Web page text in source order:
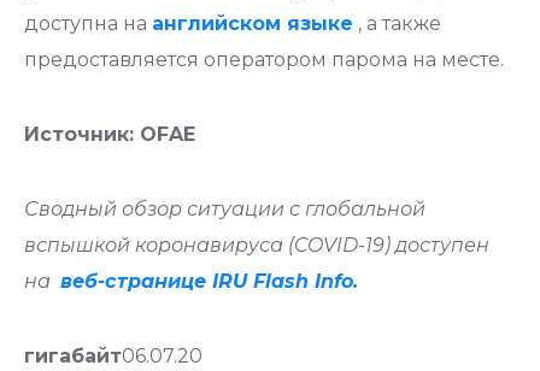
доступна на английском языке , а также
предоставляется оператором парома на месте.
Источник: OFAE
Сводный обзор ситуации с глобальной
вспышкой коронавируса (COVID-19) доступен
на веб-странице IRU Flash Info.
гигабайт06.07.20